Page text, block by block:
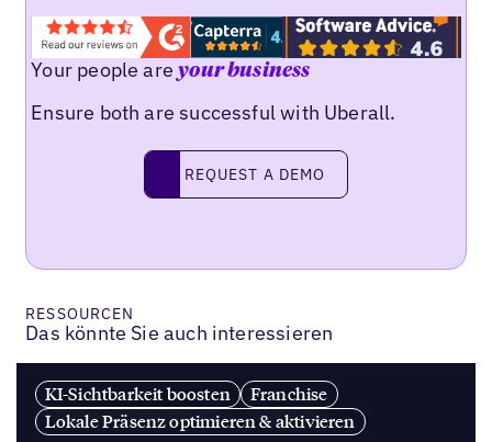
Your people areyour business
Ensure both are successful with Uberall.
request a demo
REQUEST A DEMO
RESSOURCEN
Das könnte Sie auch interessieren
KI-Sichtbarkeit boosten
Franchise
Lokale Präsenz optimieren & aktivieren